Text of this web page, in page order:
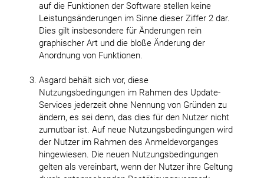
auf die Funktionen der Software stellen keine
Leistungsänderungen im Sinne dieser Ziffer 2 dar.
Dies gilt insbesondere für Änderungen rein
graphischer Art und die bloße Änderung der
Anordnung von Funktionen.
Asgard behält sich vor, diese
Nutzungsbedingungen im Rahmen des Update-
Services jederzeit ohne Nennung von Gründen zu
ändern, es sei denn, das dies für den Nutzer nicht
zumutbar ist. Auf neue Nutzungsbedingungen wird
der Nutzer im Rahmen des Anmeldevorganges
hingewiesen. Die neuen Nutzungsbedingungen
gelten als vereinbart, wenn der Nutzer ihre Geltung